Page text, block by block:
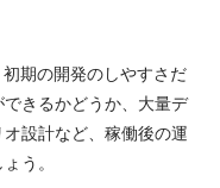
期の開発のしやすさだ
きるかどうか、大量デ
設計など、稼働後の運
う。